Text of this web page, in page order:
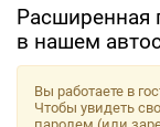
Расширенная
в нашем
Вы работаете в
Чтобы увидеть